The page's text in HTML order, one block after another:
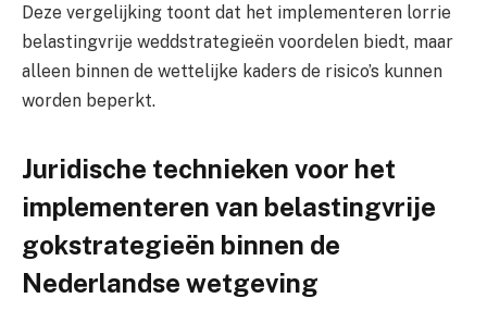
Deze vergelijking toont dat het implementeren lorrie
belastingvrije weddstrategieën voordelen biedt, maar
alleen binnen de wettelijke kaders de risico’s kunnen
worden beperkt.
Juridische technieken voor het
implementeren van belastingvrije
gokstrategieën binnen de
Nederlandse wetgeving